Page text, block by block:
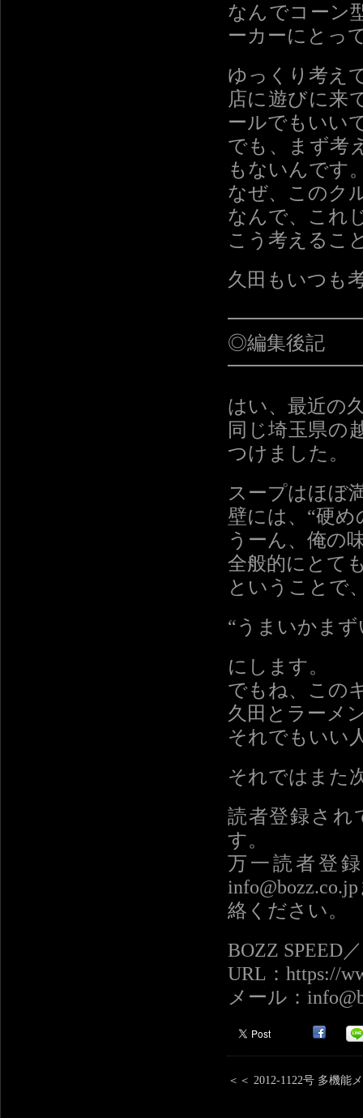
なんでコーン
ーカーにとっ
ゆっくり考え
店に遊びに来
ールでもいい
でも、まず考
もないんです
なぜ、このク
なんで、これ
こう考えるこ
久田もいつも
◎編集後記
はい、最近の
同じ埼玉県の
つけました。
スープはほぼ
壁には、“硬
うーん、俺の
全般的にとて
ということで
“うまいかま
にします。
でもね、この
久田とラーメ
それでもいい
それではまた
読者登録され
す。
万一読者登
絡ください。
BOZZ SPEED
URL：https://
メール：
＜＜ 2012-1122号 多機能